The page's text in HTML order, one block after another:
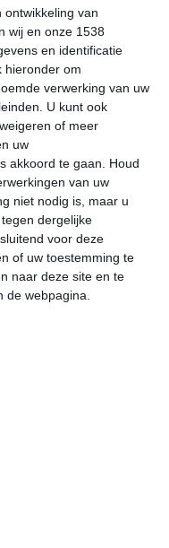
ontwikkeling van
wij en onze 1538
en identificatie
hieronder om
verwerking van uw
U kunt ook
of meer
uw
akkoord te gaan.
Houd
van uw
niet nodig is, maar u
dergelijke
voor deze
of uw toestemming te
naar deze site en te
de webpagina.
wordt en het
tempo afneemt.
is Slovenië een
Slovenië behoort
Europa, met
neerslag per jaar,
in de vorm van
prima
valt er per
millimeter
regio, met nog
van ongeveer 800-